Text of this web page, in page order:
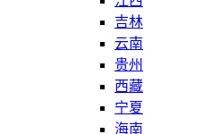
吉林
云南
贵州
西藏
宁夏
海南